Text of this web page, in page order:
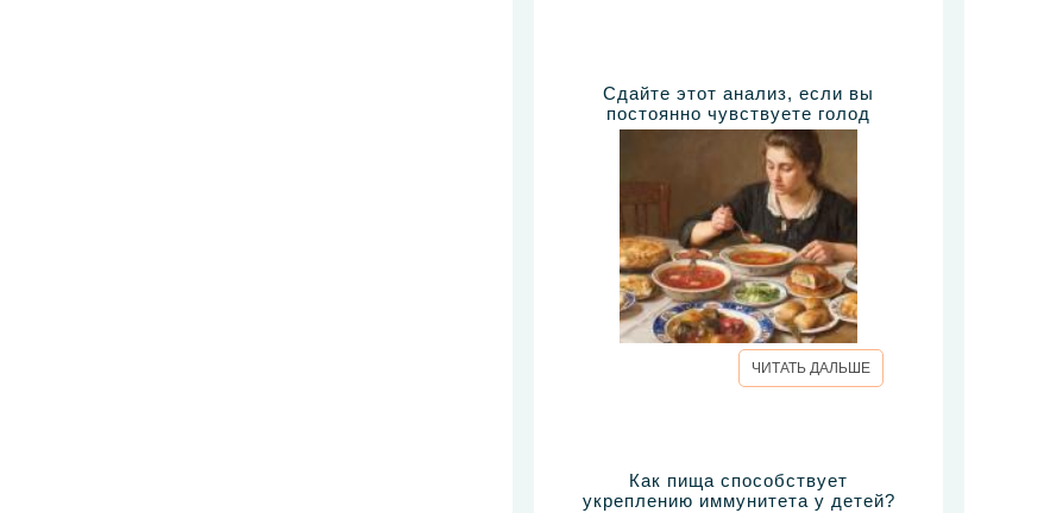
Сдайте этот анализ, если вы
постоянно чувствуете голод
ЧИТАТЬ ДАЛЬШЕ
Как пища способствует
укреплению иммунитета у детей?